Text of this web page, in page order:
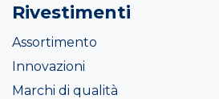
Rivestimenti
Assortimento
Innovazioni
Marchi di qualità